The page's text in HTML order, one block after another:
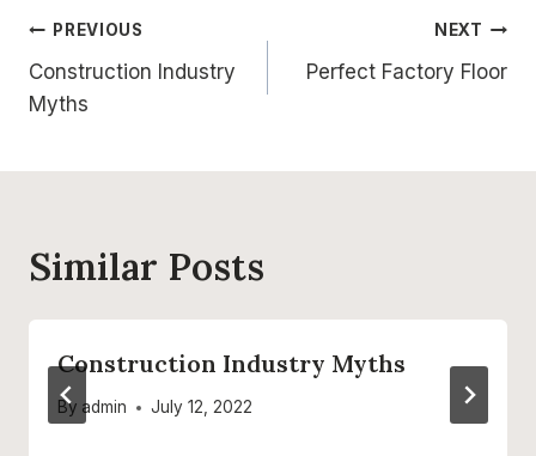
Post
navigation
PREVIOUS
Construction Industry
Myths
NEXT
Perfect Factory Floor
Similar Posts
Construction Industry Myths
By admin July 12, 2022